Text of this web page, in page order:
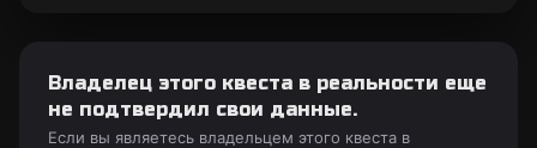
Владелец этого квеста в реальности еще
не подтвердил свои данные.
Если вы являетесь владельцем этого квеста в